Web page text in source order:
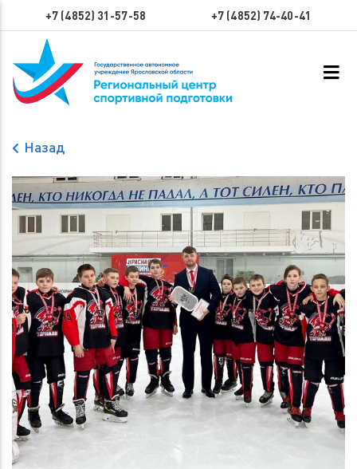
+7 (4852) 31-57-58 +7 (4852) 74-40-41
Назад